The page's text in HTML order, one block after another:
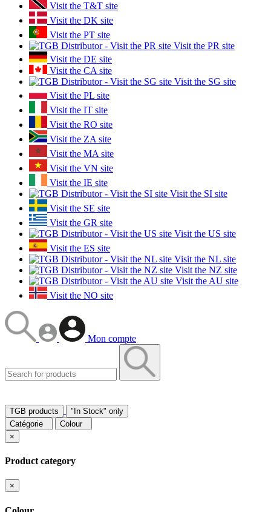
Visit the T&T site
Visit the DK site
Visit the PT site
Visit the PR site
Visit the DE site
Visit the CA site
Visit the SG site
Visit the PL site
Visit the IT site
Visit the RO site
Visit the ZA site
Visit the MA site
Visit the VN site
Visit the IE site
Visit the SI site
Visit the SE site
Visit the GR site
Visit the US site
Visit the ES site
Visit the NL site
Visit the NZ site
Visit the AU site
Visit the NO site
Mon compte
TGB products
"In Stock" only
Catégorie
Colour
×
Product category
×